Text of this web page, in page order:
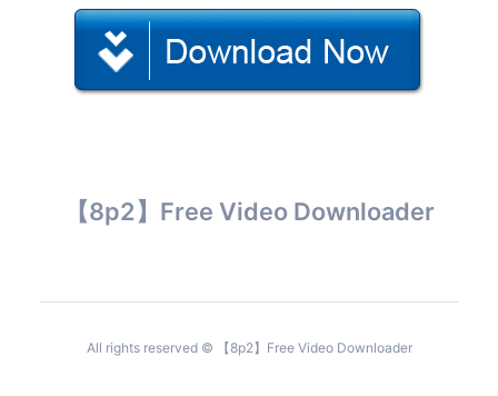
【8p2】Free Video Downloader
All rights reserved © 【8p2】Free Video Downloader